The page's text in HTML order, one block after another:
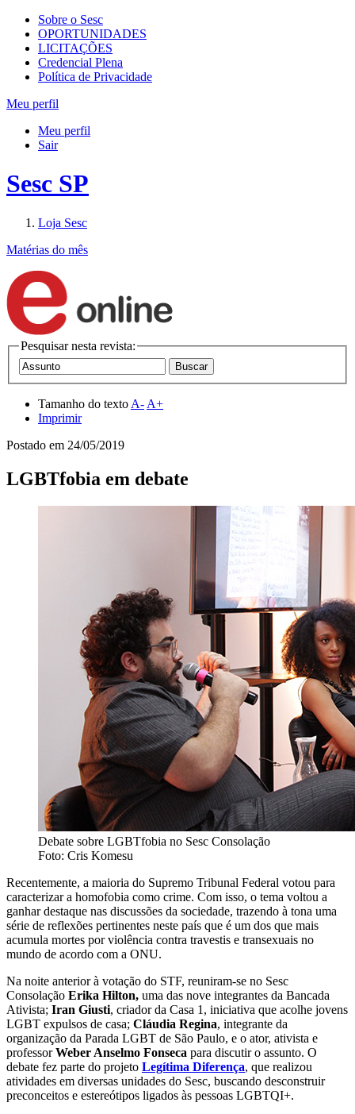
Sobre o Sesc
OPORTUNIDADES
LICITAÇÕES
Credencial Plena
Política de Privacidade
Meu perfil
Meu perfil
Sair
Sesc SP
Loja Sesc
Matérias do mês
Pesquisar nesta revista:
Tamanho do texto A- A+
Imprimir
Postado em 24/05/2019
LGBTfobia em debate
Debate sobre LGBTfobia no Sesc Consolação
Foto: Cris Komesu
Recentemente, a maioria do Supremo Tribunal Federal votou para
caracterizar a homofobia como crime. Com isso, o tema voltou a
ganhar destaque nas discussões da sociedade, trazendo à tona uma
série de reflexões pertinentes neste país que é um dos que mais
acumula mortes por violência contra travestis e transexuais no
mundo de acordo com a ONU.
Na noite anterior à votação do STF, reuniram-se no Sesc
Consolação Erika Hilton, uma das nove integrantes da Bancada
Ativista; Iran Giusti, criador da Casa 1, iniciativa que acolhe jovens
LGBT expulsos de casa; Cláudia Regina, integrante da
organização da Parada LGBT de São Paulo, e o ator, ativista e
professorWeber Anselmo Fonseca para discutir o assunto. O
debate fez parte do projeto Legítima Diferença, que realizou
atividades em diversas unidades do Sesc, buscando desconstruir
preconceitos e estereótipos ligados às pessoas LGBTQI+.